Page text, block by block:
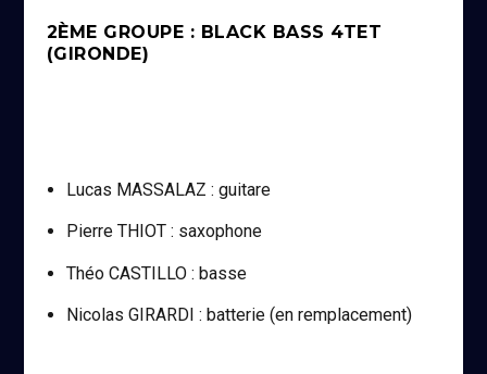
2ÈME GROUPE : BLACK BASS 4TET
(GIRONDE)
Lucas MASSALAZ : guitare
Pierre THIOT : saxophone
Théo CASTILLO : basse
Nicolas GIRARDI : batterie (en remplacement)